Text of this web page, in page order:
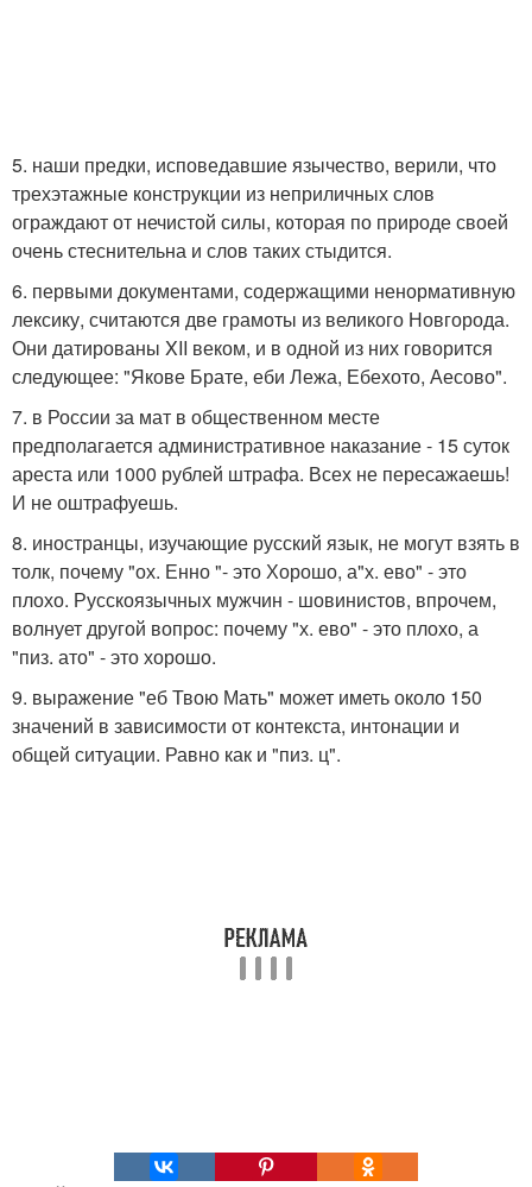
5. наши предки, исповедавшие язычество, верили, что
трехэтажные конструкции из неприличных слов
ограждают от нечистой силы, которая по природе своей
очень стеснительна и слов таких стыдится.
6. первыми документами, содержащими ненормативную
лексику, считаются две грамоты из великого Новгорода.
Они датированы XII веком, и в одной из них говорится
следующее: "Якове Брате, еби Лежа, Ебехото, Аесово".
7. в России за мат в общественном месте
предполагается административное наказание - 15 суток
ареста или 1000 рублей штрафа. Всех не пересажаешь!
И не оштрафуешь.
8. иностранцы, изучающие русский язык, не могут взять в
толк, почему "ох. Енно "- это Хорошо, а"х. ево" - это
плохо. Русскоязычных мужчин - шовинистов, впрочем,
волнует другой вопрос: почему "х. ево" - это плохо, а
"пиз. ато" - это хорошо.
9. выражение "еб Твою Мать" может иметь около 150
значений в зависимости от контекста, интонации и
общей ситуации. Равно как и "пиз. ц".